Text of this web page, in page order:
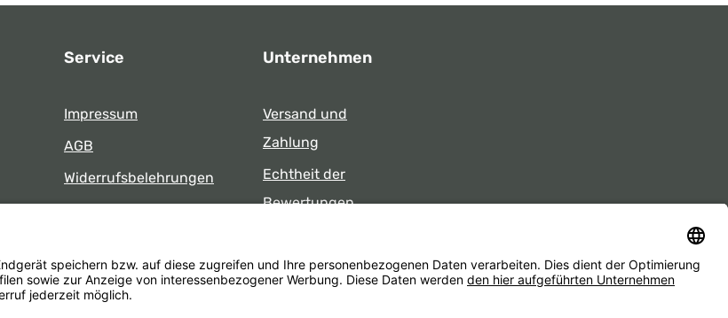
Service
Impressum
AGB
Widerrufsbelehrungen
Datenschutz
Unternehmen
Versand und
Zahlung
Echtheit der
Bewertungen
Laden